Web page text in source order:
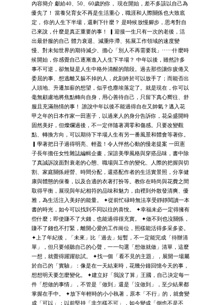
內容簡介 獻給40、50、60歲的你， 現在開始，差不多該以自己為
優先了！ 當養兒育女不再是生活重心，職涯和人際關係也大致底
定， 你的人生下半場，還剩下什麼？ 是時候放慢腳步，思考對自
己來說，什麼是真正重要的事！ ▎迎接一生只有一次的老後，活
出最舒服的自己 體力衰退、減重停滯、拓展工作領域的速度變
慢、對未知世界的期待減少、擔心「別人不再需要我」⋯⋯什麼時
候開始，你感覺自己逐漸進入人生下半場？ 中年以後，雖然許多
事不可逆，卻無疑是人生中格外清醒的階段。過去那些讓你疲倦又
委屈的事、想逃離又躲不掉的人，此刻終於可以放手了；而能否出
人頭地、升遷加薪的想望，似乎也塵埃落定了。就是現在，你可以
毫無顧慮地將焦點轉向自身，用心善待自己，只留下真心嚮往、舒
服且充滿熱情的事！ 誰說中年以後不能過得自在又帥氣？邁入花
甲之年的日本作家一田憲子，以過來人的身分告訴你，花朵盛開時
固然美好，但燦爛過後，不一定伴隨著凋零和傷感。只要改變觀
點、轉換方向，可以期待下半場人生有另一番風景和體會等著你。
▎學著把日子過得明亮、輕盈！令人怦然心動的慢老提案 一田憲
子長年擔任女性雜誌編輯企畫，深諳美學風格與穿搭品味，書中除
了真誠訴說面對衰老的心態、職場與工作的變化、人際的把握與切
割、家庭關係經營、時間分配，還搭配作者的生活實景照，分享健
康與體態的保養，以及合適的衣著打扮等。教你在時尚與花費之間
取得平衡，展現與年紀相符的品味和魅力，由裡到外散發清爽、優
雅，為生活注入美好的能量。 ✦從前忙碌時無法享受靜靜閱讀一本
書的時光，如今可以找到不同以往的喜悅。 ✦幸福未必一定得擁有
些什麼；即使賺不了大錢，也能過得很充實。 ✦做不到也沒關係，
賺不了錢也不打緊，離開心愛的工作崗位，照樣能活得多采多姿。
✦上了年紀後，「未來」比「過去」短暫，不一定能完成「待辦清
單」，但只要傾聽自己的心聲，一一勾選「想做就做」清單，這麼
一想，就覺得躍躍欲試。 ✦找一個「看不見的主題」，展開一場屬
於自己的「實驗」：像是在一天結束時，花幾分鐘回憶今天的事，
想想明天要怎麼變化。 ✦建立好「我說了算」王國，自己決定每一
件「想做的事情」，不管是「做到」還是「沒做到」，至少結果都
掌握在手中。 ✦放下年輕時的小小執著，原本「不行」的，就會變
成「可以」；以前堅持「非怎樣不可」，如今變成「倒也不是不